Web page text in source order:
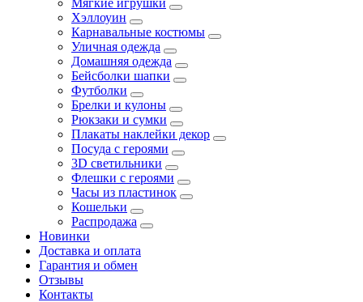
Хэллоуин
Карнавальные костюмы
Уличная одежда
Домашняя одежда
Бейсболки шапки
Футболки
Брелки и кулоны
Рюкзаки и сумки
Плакаты наклейки декор
Посуда с героями
3D светильники
Флешки с героями
Часы из пластинок
Кошельки
Распродажа
Новинки
Доставка и оплата
Гарантия и обмен
Отзывы
Контакты